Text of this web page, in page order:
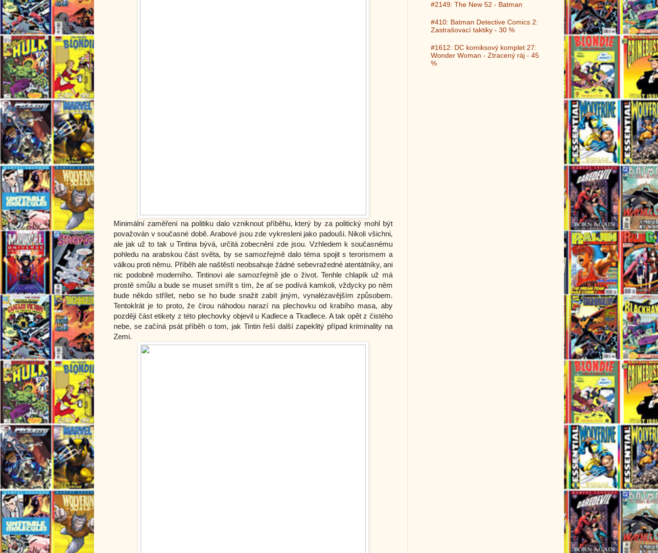
Minimální zaměření na politiku dalo vzniknout příběhu, který by za politický mohl být
považován v současné době. Arabové jsou zde vykresleni jako padouši. Nikoli všichni,
ale jak už to tak u Tintina bývá, určitá zobecnění zde jsou. Vzhledem k současnému
pohledu na arabskou část světa, by se samozřejmě dalo téma spojit s terorismem a
válkou proti němu. Příběh ale naštěstí neobsahuje žádné sebevražedné atentátníky, ani
nic podobně moderního. Tintinovi ale samozřejmě jde o život. Tenhle chlapík už má
prostě smůlu a bude se muset smířit s tím, že ať se podívá kamkoli, vždycky po něm
bude někdo střílet, nebo se ho bude snažit zabít jiným, vynalézavějším způsobem.
Tentoklrát je to proto, že čirou náhodou narazí na plechovku od krabího masa, aby
později část etikety z této plechovky objevil u Kadlece a Tkadlece. A tak opět z čistého
nebe, se začíná psát příběh o tom, jak Tintin řeší další zapeklitý případ kriminality na
Zemi.
#2149: The New 52 - Batman
#410: Batman Detective Comics 2:
Zastrašovací taktiky - 30 %
#1612: DC komiksový komplet 27:
Wonder Woman - Ztracený ráj - 45
%